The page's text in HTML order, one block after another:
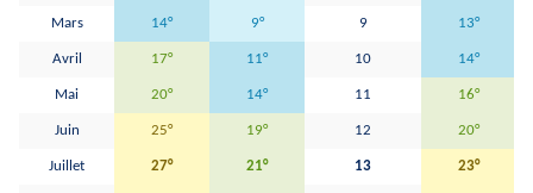
Mars 14° 9° 9 13°
Avril 17° 11° 10 14°
Mai 20° 14° 11 16°
Juin 25° 19° 12 20°
Juillet 27° 21° 13 23°